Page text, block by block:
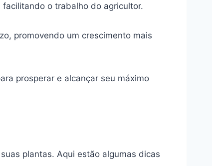
o trabalho do agricultor.
promovendo um crescimento mais
prosperar e alcançar seu máximo
plantas. Aqui estão algumas dicas